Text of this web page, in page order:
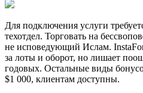
Для подключения услуги
техотдел. Торговать на
не исповедующий Ислам.
за лоты и оборот, но лишает
годовых. Остальные виды
$1 000, клиентам доступны.